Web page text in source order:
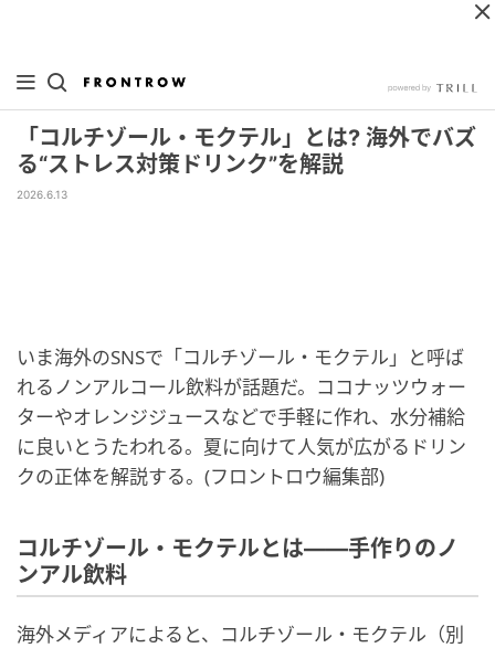
「コルチゾール・モクテル」とは? 海外でバズ
る“ストレス対策ドリンク”を解説
2026.6.13
いま海外のSNSで「コルチゾール・モクテル」と呼ば
れるノンアルコール飲料が話題だ。ココナッツウォー
ターやオレンジジュースなどで手軽に作れ、水分補給
に良いとうたわれる。夏に向けて人気が広がるドリン
クの正体を解説する。(フロントロウ編集部)
コルチゾール・モクテルとは——手作りのノ
ンアル飲料
海外メディアによると、コルチゾール・モクテル（別